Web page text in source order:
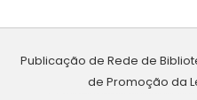
Publicação de Rede de
de Promoção da